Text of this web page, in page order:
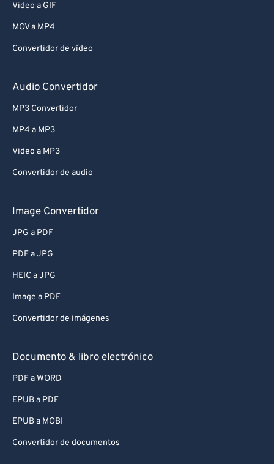
Video a GIF
MOV a MP4
Convertidor de vídeo
Audio Convertidor
MP3 Convertidor
MP4 a MP3
Video a MP3
Convertidor de audio
Image Convertidor
JPG a PDF
PDF a JPG
HEIC a JPG
Image a PDF
Convertidor de imágenes
Documento & libro electrónico
PDF a WORD
EPUB a PDF
EPUB a MOBI
Convertidor de documentos